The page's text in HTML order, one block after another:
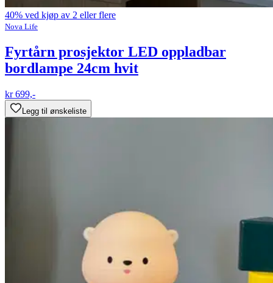
40% ved kjøp av 2 eller flere
Nova Life
Fyrtårn prosjektor LED oppladbar
bordlampe 24cm hvit
kr 699,-
Legg til ønskeliste